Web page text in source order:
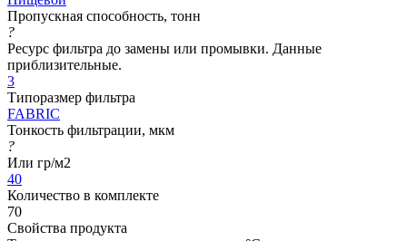
Пропускная способность, тонн
?
Ресурс фильтра до замены или промывки. Данные
приблизительные.
3
Типоразмер фильтра
FABRIC
Тонкость фильтрации, мкм
?
Или гр/м2
40
Количество в комплекте
70
Свойства продукта